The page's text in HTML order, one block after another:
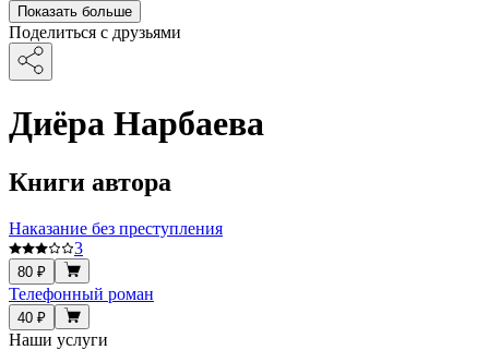
Показать больше
Поделиться с друзьями
Диёра Нарбаева
Книги автора
Наказание без преступления
3
80 ₽
Телефонный роман
40 ₽
Наши услуги